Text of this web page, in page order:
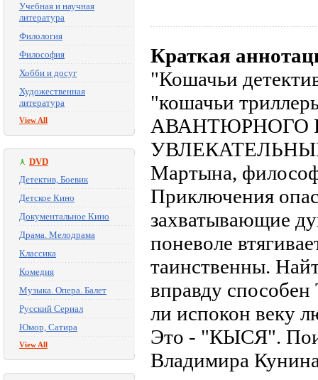
Учебная и научная
литература
Филология
Философия
Хобби и досуг
Художественная
литература
View All
DVD
Детектив, Боевик
Детское Кино
Документальное Кино
Драма. Мелодрама
Классика
Комедия
Музыка. Опера. Балет
Русский Сериал
Юмор, Сатира
View All
Краткая
"Кошачьи
"кошачьи
АВАНТЮРНОГО
Мартына,
Приключения
захватывающие
поневоле
таинственны.
вправду
ли испокон веку
Это - "КЫСЯ".
Владимира